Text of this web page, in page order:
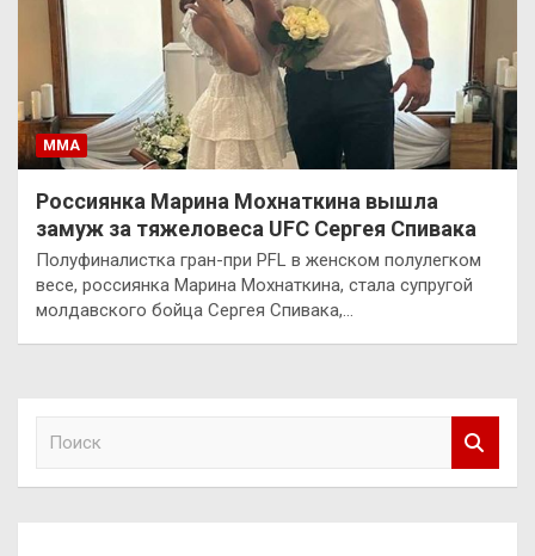
ММА
Россиянка Марина Мохнаткина вышла
замуж за тяжеловеса UFC Сергея Спивака
Полуфиналистка гран-при PFL в женском полулегком
весе, россиянка Марина Мохнаткина, стала супругой
молдавского бойца Сергея Спивака,…